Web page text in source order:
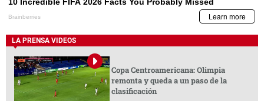
LA PRENSA VIDEOS
Copa Centroamericana: Olimpia
remonta y queda a un paso de la
clasificación